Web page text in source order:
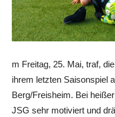
m Freitag, 25. Mai, traf,
ihrem letzten Saisonspiel
Berg/Freisheim. Bei
JSG sehr motiviert und